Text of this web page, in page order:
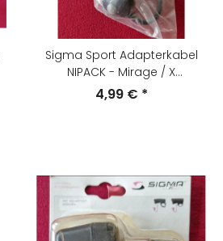
Sigma Sport Adapterkabel
NIPACK - Mirage / X
Beleuchtung, Art.-Nr. 16630, NEU
4,99 € *